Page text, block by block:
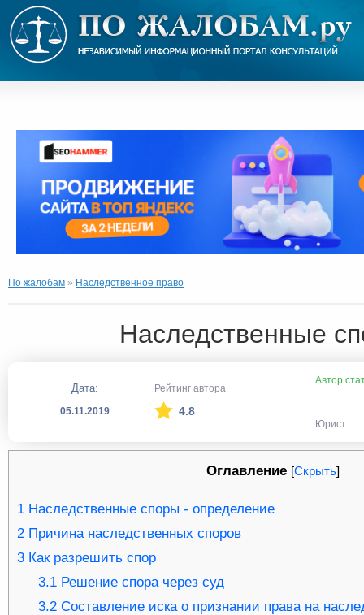
По жалобам » Наследственное право
Наследственные
Дата:
05.11.2019
Рейтинг автора
4.8
Автор
Юрист
Оглавление [Скрыть]
1 Наследственные споры - определение
2 Причина наследственных споров
3 Как разрешить спор
3.1Решение спора через суд
3.2Составление иска о признании права на